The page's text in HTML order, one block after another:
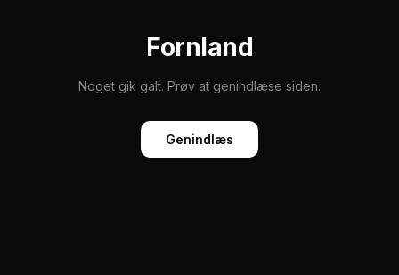
Fornland
Noget gik galt. Prøv at genindlæse siden.
Genindlæs